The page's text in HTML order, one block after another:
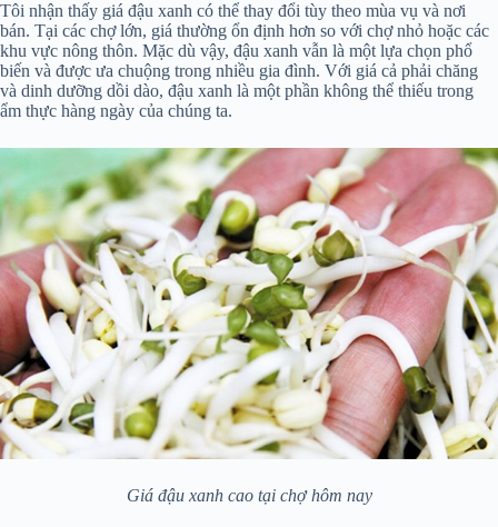
Tôi nhận thấy giá đậu xanh có thể thay đổi tùy theo mùa vụ và nơi
bán. Tại các chợ lớn, giá thường ổn định hơn so với chợ nhỏ hoặc các
khu vực nông thôn. Mặc dù vậy, đậu xanh vẫn là một lựa chọn phổ
biến và được ưa chuộng trong nhiều gia đình. Với giá cả phải chăng
và dinh dưỡng dồi dào, đậu xanh là một phần không thể thiếu trong
ẩm thực hàng ngày của chúng ta.
Giá đậu xanh cao tại chợ hôm nay